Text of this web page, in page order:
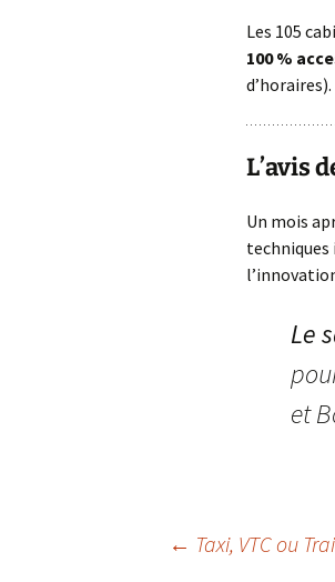
Les 105
100 %
d’horaires).
L’avis
Un mois
techniques
Le
et
Navigation
← Taxi, VTC ou